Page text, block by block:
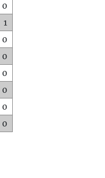
0
1
0
0
0
0
0
0